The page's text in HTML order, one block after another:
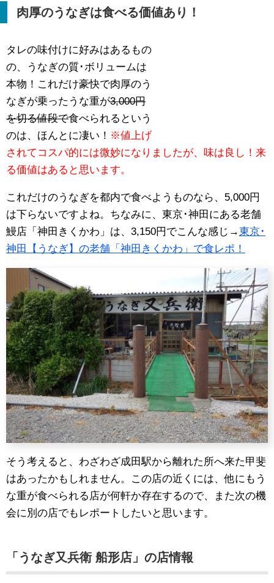
肉厚のうなぎは食べる価値あり！
タレの味付けに好みはあるもの
の、うなぎの質･ボリュームは
本物！これだけ豪快で肉厚のう
なぎが乗ったうな重が3,000円
を切る値段で食べられるという
のは、ほんとに凄い！ ※値上げ
されてコスパ的には微妙になりましたが、味は良し！来
る価値はあると思います。
これだけのうなぎを都内で食べようものなら、5,000円
は下らないですよね。ちなみに、東京･神田にある老舗
鰻店「神田きくかわ」は、3,150円でこんな感じ→東京･
神田【うなぎ】の老舗「神田きくかわ」で食レポ！
そう考えると、わざわざ成田駅から離れた所へ来た甲斐
はあったかもしれません。この店の近くには、他にもう
な重が食べられる店が何軒か存在するので、また次の機
会に別の店でもレポートしたいと思います。
「うなぎ又兵衛 船形店」の店情報